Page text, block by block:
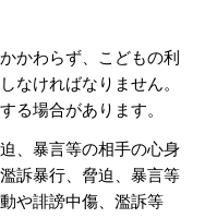
かわらず、こどもの利
なければなりません。
る場合があります。
、暴言等の相手の心身
訴暴行、脅迫、暴言等
や誹謗中傷、濫訴等